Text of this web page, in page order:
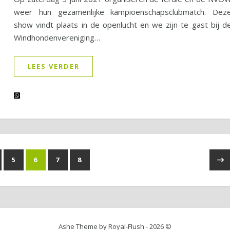
weer hun gezamenlijke kampioenschapsclubmatch.
show vindt plaats in de openlucht en we zijn te gast bij
Windhondenvereniging…
LEES VERDER
5 6 7 8
Ashe Theme by Royal-Flush - 2026 ©